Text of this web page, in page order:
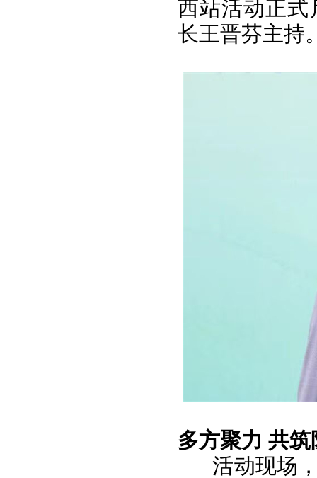
西站活动正式
长王晋芬主持
多方聚力 共
活动现场